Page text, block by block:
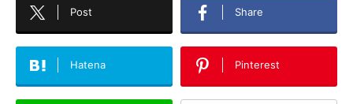
Post Share
Hatena Pinterest